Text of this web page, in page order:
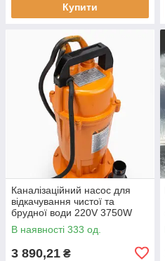
Купити
Каналізаційний насос для
відкачування чистої та
брудної води 220V 3750W
В наявності 333 од.
3 890,21 ₴